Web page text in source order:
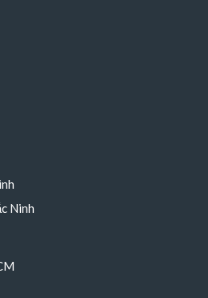
Ninh